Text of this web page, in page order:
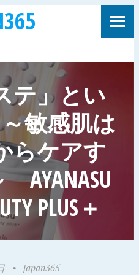
テ」とい
敏感肌は
らケアす
PLUS＋
• japan365